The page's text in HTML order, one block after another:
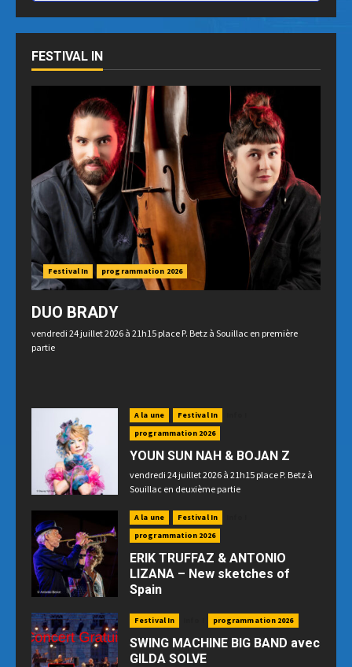
FESTIVAL IN
Festival In programmation 2026
DUO BRADY
vendredi 24 juillet 2026 à 21h15 place P. Betz à Souillac en première
partie
A la une Festival In
programmation 2026
YOUN SUN NAH & BOJAN Z
vendredi 24 juillet 2026 à 21h15 place P. Betz à
Souillac en deuxième partie
A la une Festival In
programmation 2026
ERIK TRUFFAZ & ANTONIO
LIZANA – New sketches of
Spain
Congrès en raison des prévisions météo
Festival In programmation 2026
SWING MACHINE BIG BAND avec
GILDA SOLVE